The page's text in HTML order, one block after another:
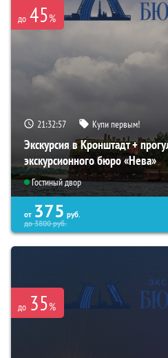
до 45%
21:32:56 Купи первым!
Экскурсия в Кронштадт +
экскурсионного бюро «Нева»
Гостиный двор
от 375 руб.
до3800руб.
до 35%